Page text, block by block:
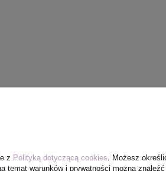
z Polityką dotyczącą cookies . Możesz
temat warunków i prywatności można